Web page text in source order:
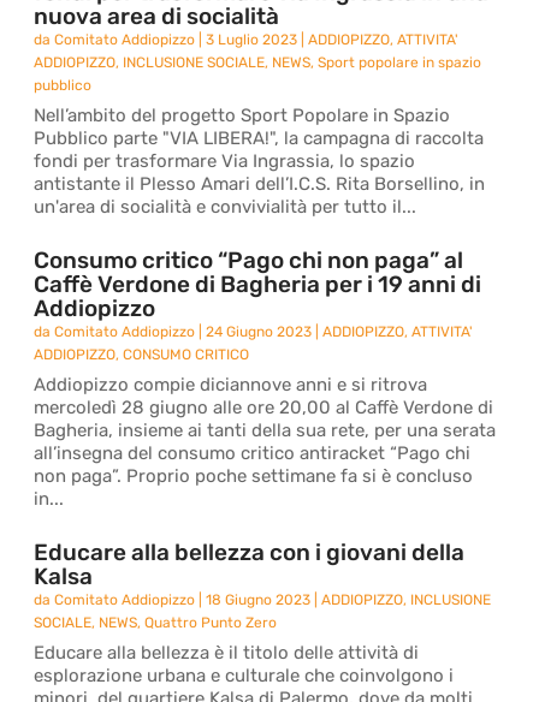
nuova area di socialità
daComitato Addiopizzo |3 Luglio 2023 |ADDIOPIZZO,ATTIVITA'
ADDIOPIZZO, INCLUSIONE SOCIALE, NEWS,Sport popolare in spazio
pubblico
Nell’ambito del progetto Sport Popolare in Spazio
Pubblico parte "VIA LIBERA!", la campagna di raccolta
fondi per trasformare Via Ingrassia, lo spazio
antistante il Plesso Amari dell’I.C.S. Rita Borsellino, in
un'area di socialità e convivialità per tutto il...
Consumo critico “Pago chi non paga” al
Caffè Verdone di Bagheria per i 19 anni di
Addiopizzo
daComitato Addiopizzo |24 Giugno 2023 |ADDIOPIZZO,ATTIVITA'
ADDIOPIZZO,CONSUMO CRITICO
Addiopizzo compie diciannove anni e si ritrova
mercoledì 28 giugno alle ore 20,00 al Caffè Verdone di
Bagheria, insieme ai tanti della sua rete, per una serata
all’insegna del consumo critico antiracket “Pago chi
non paga”. Proprio poche settimane fa si è concluso
in...
Educare alla bellezza con i giovani della
Kalsa
daComitato Addiopizzo |18 Giugno 2023 |ADDIOPIZZO, INCLUSIONE
SOCIALE, NEWS,Quattro Punto Zero
Educare alla bellezza è il titolo delle attività di
esplorazione urbana e culturale che coinvolgono i